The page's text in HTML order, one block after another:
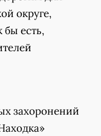
округе,
бы есть,
захоронений